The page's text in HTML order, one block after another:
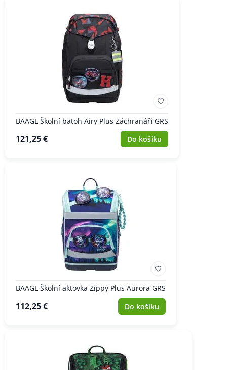
BAAGL Školní batoh Airy Plus Záchranáři GRS
121,25 € Do košíku
BAAGL Školní aktovka Zippy Plus Aurora GRS
112,25 € Do košíku